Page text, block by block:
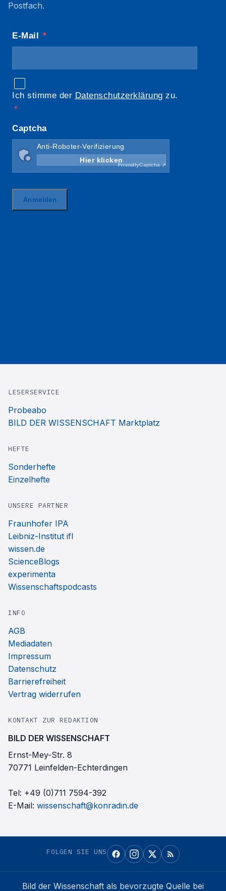
Postfach.
LESERSERVICE
Probeabo
BILD DER WISSENSCHAFT Marktplatz
HEFTE
Sonderhefte
Einzelhefte
UNSERE PARTNER
Fraunhofer IPA
Leibniz-Institut ifl
wissen.de
ScienceBlogs
experimenta
Wissenschaftspodcasts
INFO
AGB
Mediadaten
Impressum
Datenschutz
Barrierefreiheit
Vertrag widerrufen
KONTAKT ZUR REDAKTION
BILD DER WISSENSCHAFT
Ernst-Mey-Str. 8
70771 Leinfelden-Echterdingen
Tel: +49 (0)711 7594-392
E-Mail: wissenschaft@konradin.de
FOLGEN SIE UNS
Bild der Wissenschaft als bevorzugte Quelle bei